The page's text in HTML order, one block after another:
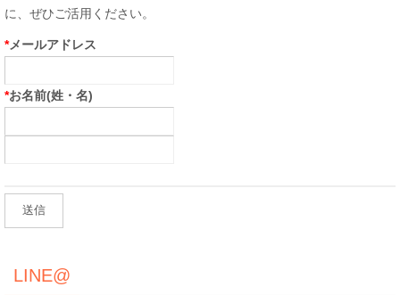
に、ぜひご活用ください。
*メールアドレス
*お名前(姓・名)
LINE@